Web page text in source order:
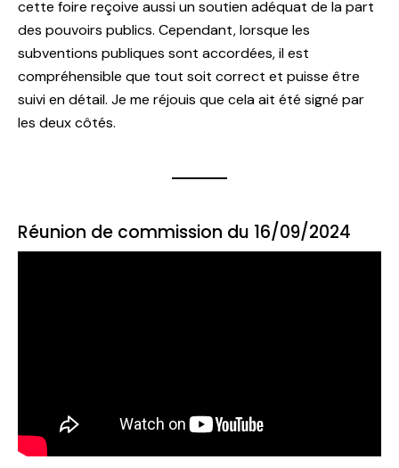
cette foire reçoive aussi un soutien adéquat de la part
des pouvoirs publics. Cependant, lorsque les
subventions publiques sont accordées, il est
compréhensible que tout soit correct et puisse être
suivi en détail. Je me réjouis que cela ait été signé par
les deux côtés.
Réunion de commission du 16/09/2024